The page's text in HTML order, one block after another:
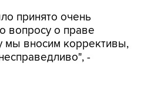
принято очень
вопросу о праве
мы вносим коррективы,
-